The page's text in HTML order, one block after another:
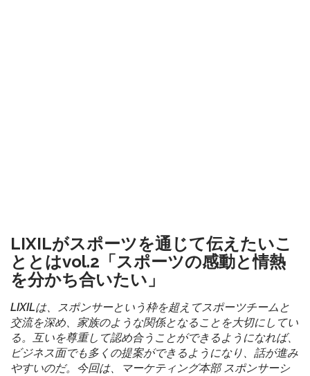
LIXILがスポーツを通じて伝えたいこ
ととはvol.2「スポーツの感動と情熱
を分かち合いたい」
LIXILは、スポンサーという枠を超えてスポーツチームと
交流を深め、家族のような関係となることを大切にしてい
る。互いを尊重して認め合うことができるようになれば、
ビジネス面でも多くの提案ができるようになり、話が進み
やすいのだ。今回は、マーケティング本部 スポンサーシ